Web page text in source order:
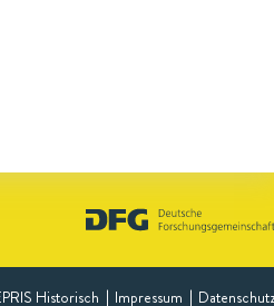
Historisch Impressum Datenschutz